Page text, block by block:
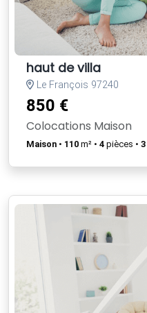
haut de villa
Le François 97240
850 €
Colocations Maison
Maison • 110 m² • 4 pièces • 3